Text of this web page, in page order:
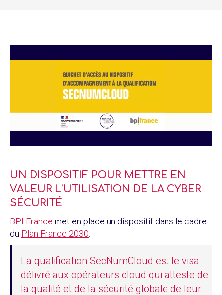
UN DISPOSITIF POUR METTRE EN
VALEUR L’UTILISATION DE LA CYBER
SÉCURITÉ
BPI France met en place un dispositif dans le cadre
du Plan France 2030
La qualification SecNumCloud est le visa
délivré aux opérateurs cloud qui atteste de
la qualité et de la sécurité globale de leur